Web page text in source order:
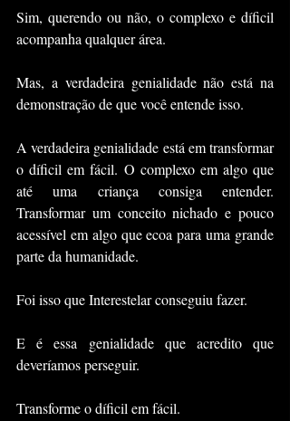
Sim, querendo ou não, o complexo e díficil
acompanha qualquer área.
Mas, a verdadeira genialidade não está na
demonstração de que você entende isso.
A verdadeira genialidade está em transformar
o díficil em fácil. O complexo em algo que
até uma criança consiga entender.
Transformar um conceito nichado e pouco
acessível em algo que ecoa para uma grande
parte da humanidade.
Foi isso que Interestelar conseguiu fazer.
E é essa genialidade que acredito que
deveríamos perseguir.
Transforme o díficil em fácil.